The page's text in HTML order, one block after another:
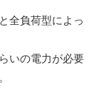
全負荷型によっ
いの電力が必要